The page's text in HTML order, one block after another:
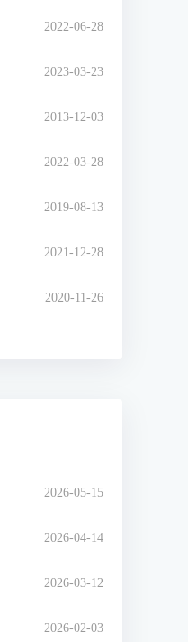
2022-06-28
2023-03-23
2013-12-03
2022-03-28
2019-08-13
2021-12-28
2020-11-26
2026-05-15
2026-04-14
2026-03-12
2026-02-03